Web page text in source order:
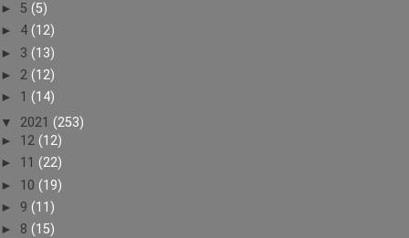
► 5 (5)
► 4 (12)
► 3 (13)
► 2 (12)
► 1 (14)
▼ 2021 (253)
► 12 (12)
► 11 (22)
► 10 (19)
► 9 (11)
► 8 (15)